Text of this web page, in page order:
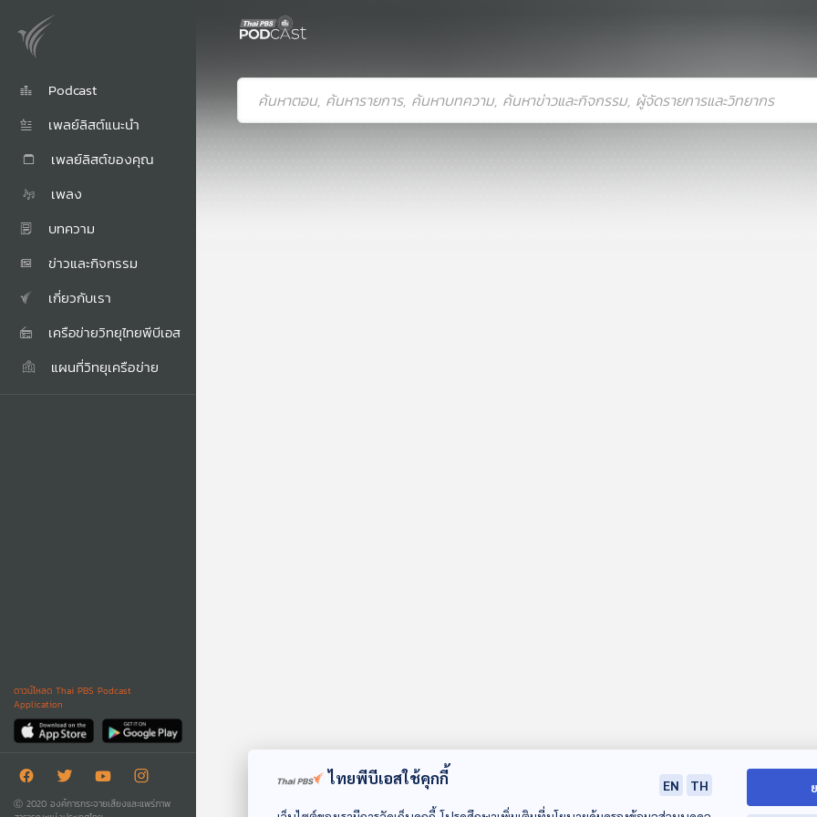
Podcast
เพลย์ลิสต์แนะนำ
เพลย์ลิสต์ของคุณ
เพลง
บทความ
ข่าวและกิจกรรม
เกี่ยวกับเรา
เครือข่ายวิทยุไทยพีบีเอส
แผนที่วิทยุเครือข่าย
ดาวน์โหลด Thai PBS Podcast
Application
Ⓒ 2020 องค์การกระจายเสียงและแพร่ภาพ
ไทยพีบีเอสใช้คุกกี้ EN
TH